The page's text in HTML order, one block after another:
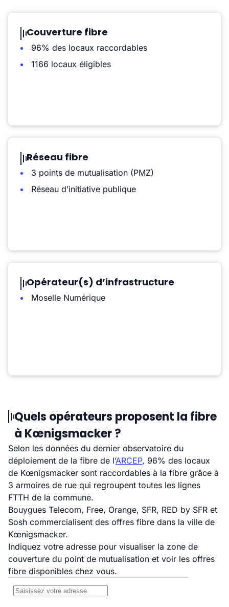
Couverture fibre
96% des locaux raccordables
1166 locaux éligibles
Réseau fibre
3 points de mutualisation (PMZ)
Réseau d’initiative publique
Opérateur(s) d’infrastructure
Moselle Numérique
Quels opérateurs proposent la fibre
à Kœnigsmacker ?
Selon les données du dernier observatoire du
déploiement de la fibre de l’ARCEP, 96% des locaux
de Kœnigsmacker sont raccordables à la fibre grâce à
3 armoires de rue qui regroupent toutes les lignes
FTTH de la commune.
Bouygues Telecom, Free, Orange, SFR, RED by SFR et
Sosh commercialisent des offres fibre dans la ville de
Kœnigsmacker.
Indiquez votre adresse pour visualiser la zone de
couverture du point de mutualisation et voir les offres
fibre disponibles chez vous.